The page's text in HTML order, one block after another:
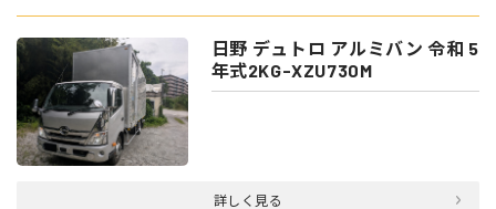
日野 デュトロ アルミバン 令和 5
年式2KG-XZU730M
詳しく見る